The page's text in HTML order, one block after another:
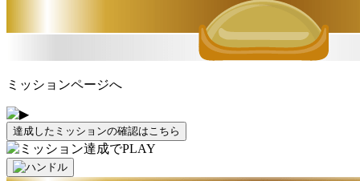
ミッションページへ
達成したミッションの確認はこちら